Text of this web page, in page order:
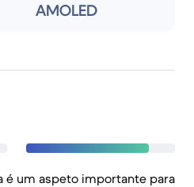
AMOLED
é um aspeto importante para